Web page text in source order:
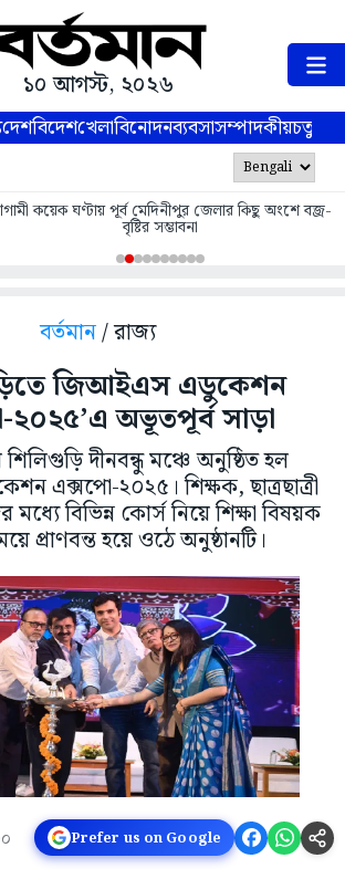
১০ আগস্ট, ২০২৬
দেশবিদেশখেলাবিনোদনব্যবসাসম্পাদকীয়
কয়েক ঘণ্টায় পূর্ব মেদিনীপুর জেলার কিছু অংশে বজ্র-
বৃষ্টির সম্ভাবনা
বর্তমান/ রাজ্য
জিআইএস এডুকেশন
অভূতপূর্ব সাড়া
দীনবন্ধু মঞ্চে অনুষ্ঠিত হল
এক্সপো-২০২৫। শিক্ষক, ছাত্রছাত্রী
বিভিন্ন কোর্স নিয়ে শিক্ষা বিষয়ক
প্রাণবন্ত হয়ে ওঠে অনুষ্ঠানটি।
Prefer us on Google